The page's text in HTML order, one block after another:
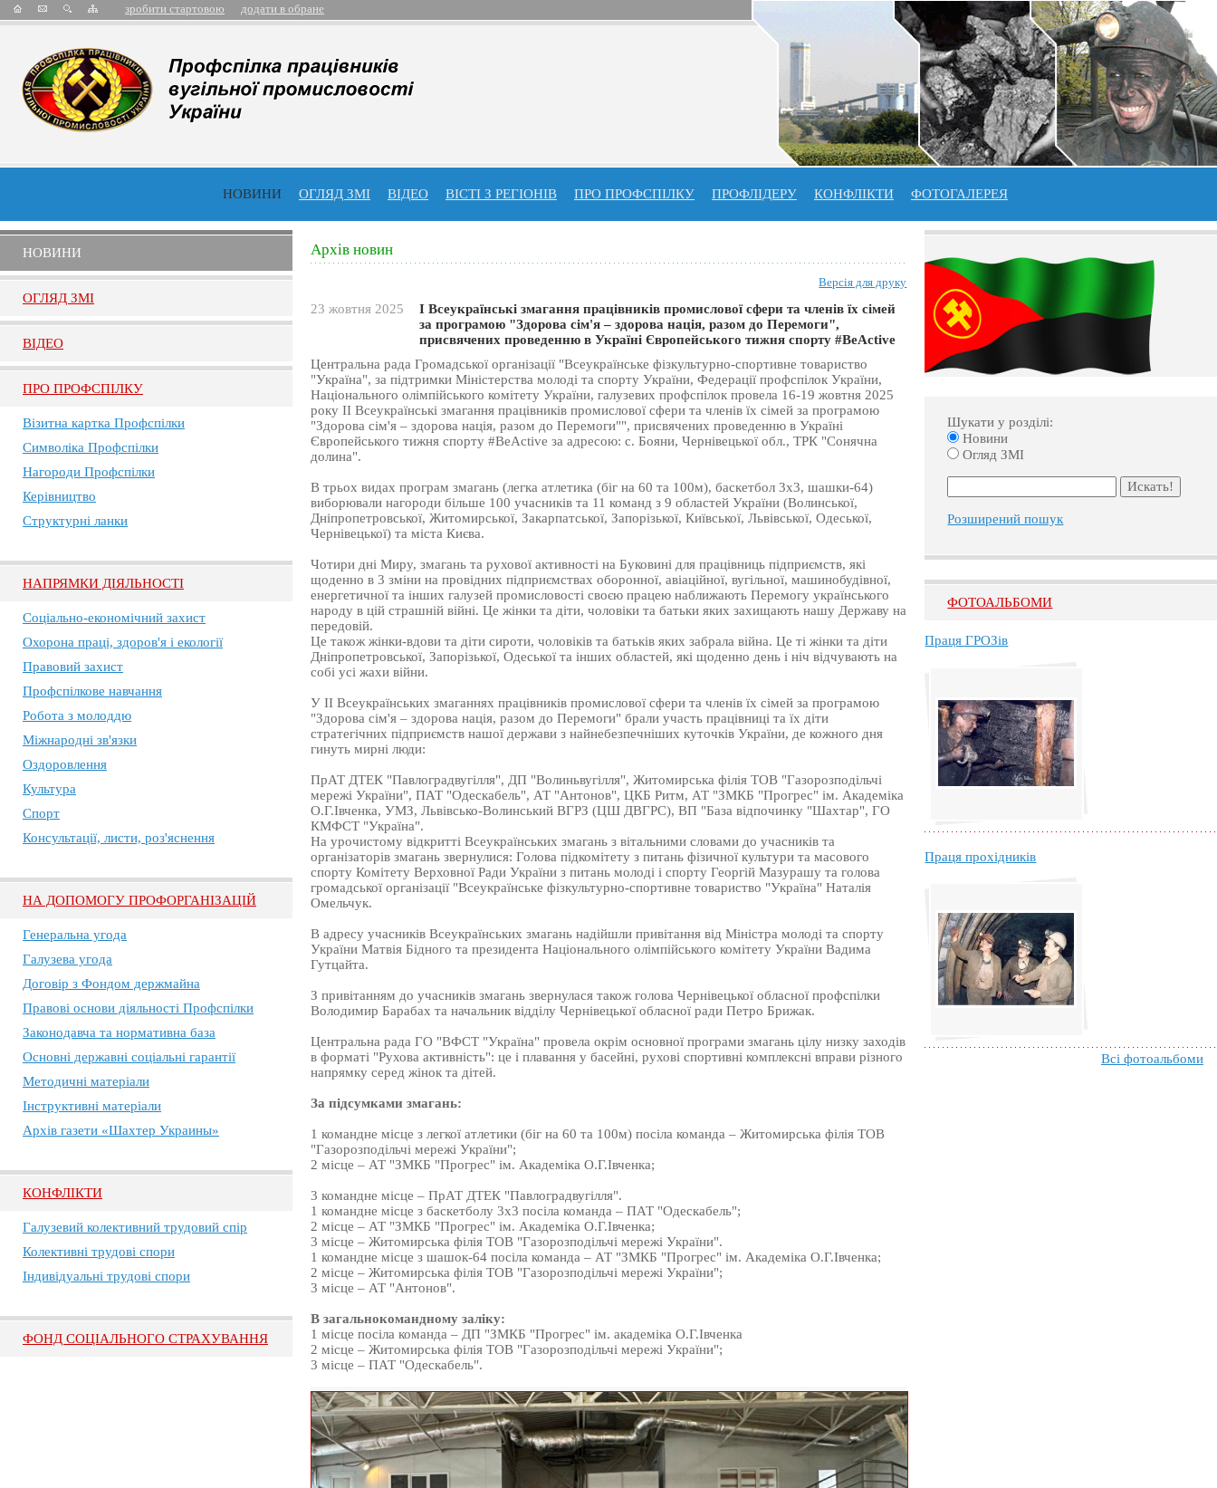
зробити стартовою додати в обране
НОВИНИ ОГЛЯД ЗМІ ВІДЕО ВІСТІ З РЕГІОНІВ ПРО ПРОФСПIЛКУ ПРОФЛIДЕРУ КОНФЛІКТИ ФОТОГАЛЕРЕЯ
НОВИНИ
ОГЛЯД ЗМI
ВIДЕО
ПРО ПРОФСПIЛКУ
Візитна картка Профспілки
Символіка Профспілки
Нагороди Профспілки
Керівництво
Структурні ланки
НАПРЯМКИ ДІЯЛЬНОСТІ
Соціально-економічний захист
Охорона праці, здоров'я і екології
Правовий захист
Профспілкове навчання
Робота з молоддю
Міжнародні зв'язки
Оздоровлення
Культура
Спорт
Консультації, листи, роз'яснення
НА ДОПОМОГУ ПРОФОРГАНІЗАЦІЙ
Генеральна угода
Галузева угода
Договір з Фондом держмайна
Правові основи діяльності Профспілки
Законодавча та нормативна база
Основні державні соціальні гарантії
Методичні матеріали
Інструктивні матеріали
Архів газети «Шахтер Украины»
КОНФЛІКТИ
Галузевий колективний трудовий спір
Колективні трудові спори
Індивідуальні трудові спори
ФОНД СОЦІАЛЬНОГО СТРАХУВАННЯ
Архів новин
Версія для друку
23 жовтня 2025
І Всеукраїнські змагання працівників промислової сфери та членів їх сімей
за програмою "Здорова сім'я – здорова нація, разом до Перемоги",
присвячених проведенню в Україні Європейського тижня спорту #BeAсtivе
Центральна рада Громадської організації "Всеукраїнське фізкультурно-спортивне товариство
"Україна", за підтримки Міністерства молоді та спорту України, Федерації профспілок України,
Національного олімпійського комітету України, галузевих профспілок провела 16-19 жовтня 2025
року ІІ Всеукраїнські змагання працівників промислової сфери та членів їх сімей за програмою
"Здорова сім'я – здорова нація, разом до Перемоги"", присвячених проведенню в Україні
Європейського тижня спорту #BeAсtivе за адресою: с. Бояни, Чернівецької обл., ТРК "Сонячна
долина".
В трьох видах програм змагань (легка атлетика (біг на 60 та 100м), баскетбол 3х3, шашки-64)
виборювали нагороди більше 100 учасників та 11 команд з 9 областей України (Волинської,
Дніпропетровської, Житомирської, Закарпатської, Запорізької, Київської, Львівської, Одеської,
Чернівецької) та міста Києва.
Чотири дні Миру, змагань та рухової активності на Буковині для працівниць підприємств, які
щоденно в 3 зміни на провідних підприємствах оборонної, авіаційної, вугільної, машинобудівної,
енергетичної та інших галузей промисловості своєю працею наближають Перемогу українського
народу в цій страшній війні. Це жінки та діти, чоловіки та батьки яких захищають нашу Державу на
передовій.
Це також жінки-вдови та діти сироти, чоловіків та батьків яких забрала війна. Це ті жінки та діти
Дніпропетровської, Запорізької, Одеської та інших областей, які щоденно день і ніч відчувають на
собі усі жахи війни.
У ІІ Всеукраїнських змаганнях працівників промислової сфери та членів їх сімей за програмою
"Здорова сім'я – здорова нація, разом до Перемоги" брали участь працівниці та їх діти
стратегічних підприємств нашої держави з найнебезпечніших куточків України, де кожного дня
гинуть мирні люди:
ПрАТ ДТЕК "Павлоградвугілля", ДП "Волиньвугілля", Житомирська філія ТОВ "Газорозподільчі
мережі України", ПАТ "Одескабель", АТ "Антонов", ЦКБ Ритм, АТ "ЗМКБ "Прогрес" ім. Академіка
О.Г.Івченка, УМЗ, Львівсько-Волинський ВГРЗ (ЦШ ДВГРС), ВП "База відпочинку "Шахтар", ГО
КМФСТ "Україна".
На урочистому відкритті Всеукраїнських змагань з вітальними словами до учасників та
організаторів змагань звернулися: Голова підкомітету з питань фізичної культури та масового
спорту Комітету Верховної Ради України з питань молоді і спорту Георгій Мазурашу та голова
громадської організації "Всеукраїнське фізкультурно-спортивне товариство "Україна" Наталія
Омельчук.
В адресу учасників Всеукраїнських змагань надійшли привітання від Міністра молоді та спорту
України Матвія Бідного та президента Національного олімпійського комітету України Вадима
Гутцайта.
З привітанням до учасників змагань звернулася також голова Чернівецької обласної профспілки
Володимир Барабах та начальник відділу Чернівецької обласної ради Петро Брижак.
Центральна рада ГО "ВФСТ "Україна" провела окрім основної програми змагань цілу низку заходів
в форматі "Рухова активність": це і плавання у басейні, рухові спортивні комплексні вправи різного
напрямку серед жінок та дітей.
За підсумками змагань:
1 командне місце з легкої атлетики (біг на 60 та 100м) посіла команда – Житомирська філія ТОВ
"Газорозподільчі мережі України";
2 місце – АТ "ЗМКБ "Прогрес" ім. Академіка О.Г.Івченка;
3 командне місце – ПрАТ ДТЕК "Павлоградвугілля".
1 командне місце з баскетболу 3х3 посіла команда – ПАТ "Одескабель";
2 місце – АТ "ЗМКБ "Прогрес" ім. Академіка О.Г.Івченка;
3 місце – Житомирська філія ТОВ "Газорозподільчі мережі України".
1 командне місце з шашок-64 посіла команда – АТ "ЗМКБ "Прогрес" ім. Академіка О.Г.Івченка;
2 місце – Житомирська філія ТОВ "Газорозподільчі мережі України";
3 місце – АТ "Антонов".
В загальнокомандному заліку:
1 місце посіла команда – ДП "ЗМКБ "Прогрес" ім. академіка О.Г.Івченка
2 місце – Житомирська філія ТОВ "Газорозподільчі мережі України";
3 місце – ПАТ "Одескабель".
Шукати у розділі:
Новини
Огляд ЗМІ
Розширений пошук
ФОТОАЛЬБОМИ
Праця ГРОЗів
Праця прохідників
Всі фотоальбоми